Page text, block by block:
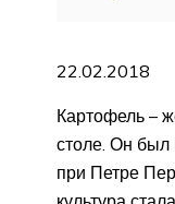
22.02.2018
Картофель –
столе. Он был
при Петре